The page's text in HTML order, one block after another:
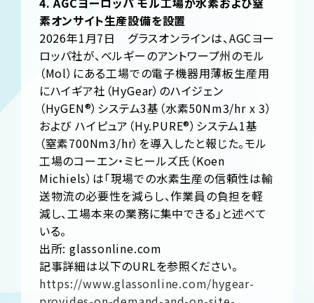
素オンサイト生産設備を設置
2026年1月7日 グラスオンラインは、AGCヨー
ロッパ社が、ベルギーのアントワープ州のモル
（Mol）にある工場での電子機器用薄板生産用
にハイギア社（HyGear）のハイジェン
（HyGEN®）システム3基（水素50Nm3/hr x 3）
および ハイピュア（Hy.PURE®）システム1基
（窒素700Nm3/hr）を導入したと報じた。モル
工場のコーエン・ミヒールズ氏（Koen
Michiels）は「現場での水素生産の信頼性は輸
送物流の必要性を減らし、作業員の負担を軽
減し、工場本来の業務に集中できる」と述べて
いる。
出所: glassonline.com
記事詳細は以下のURLを参照ください。
https://www.glassonline.com/hygear-